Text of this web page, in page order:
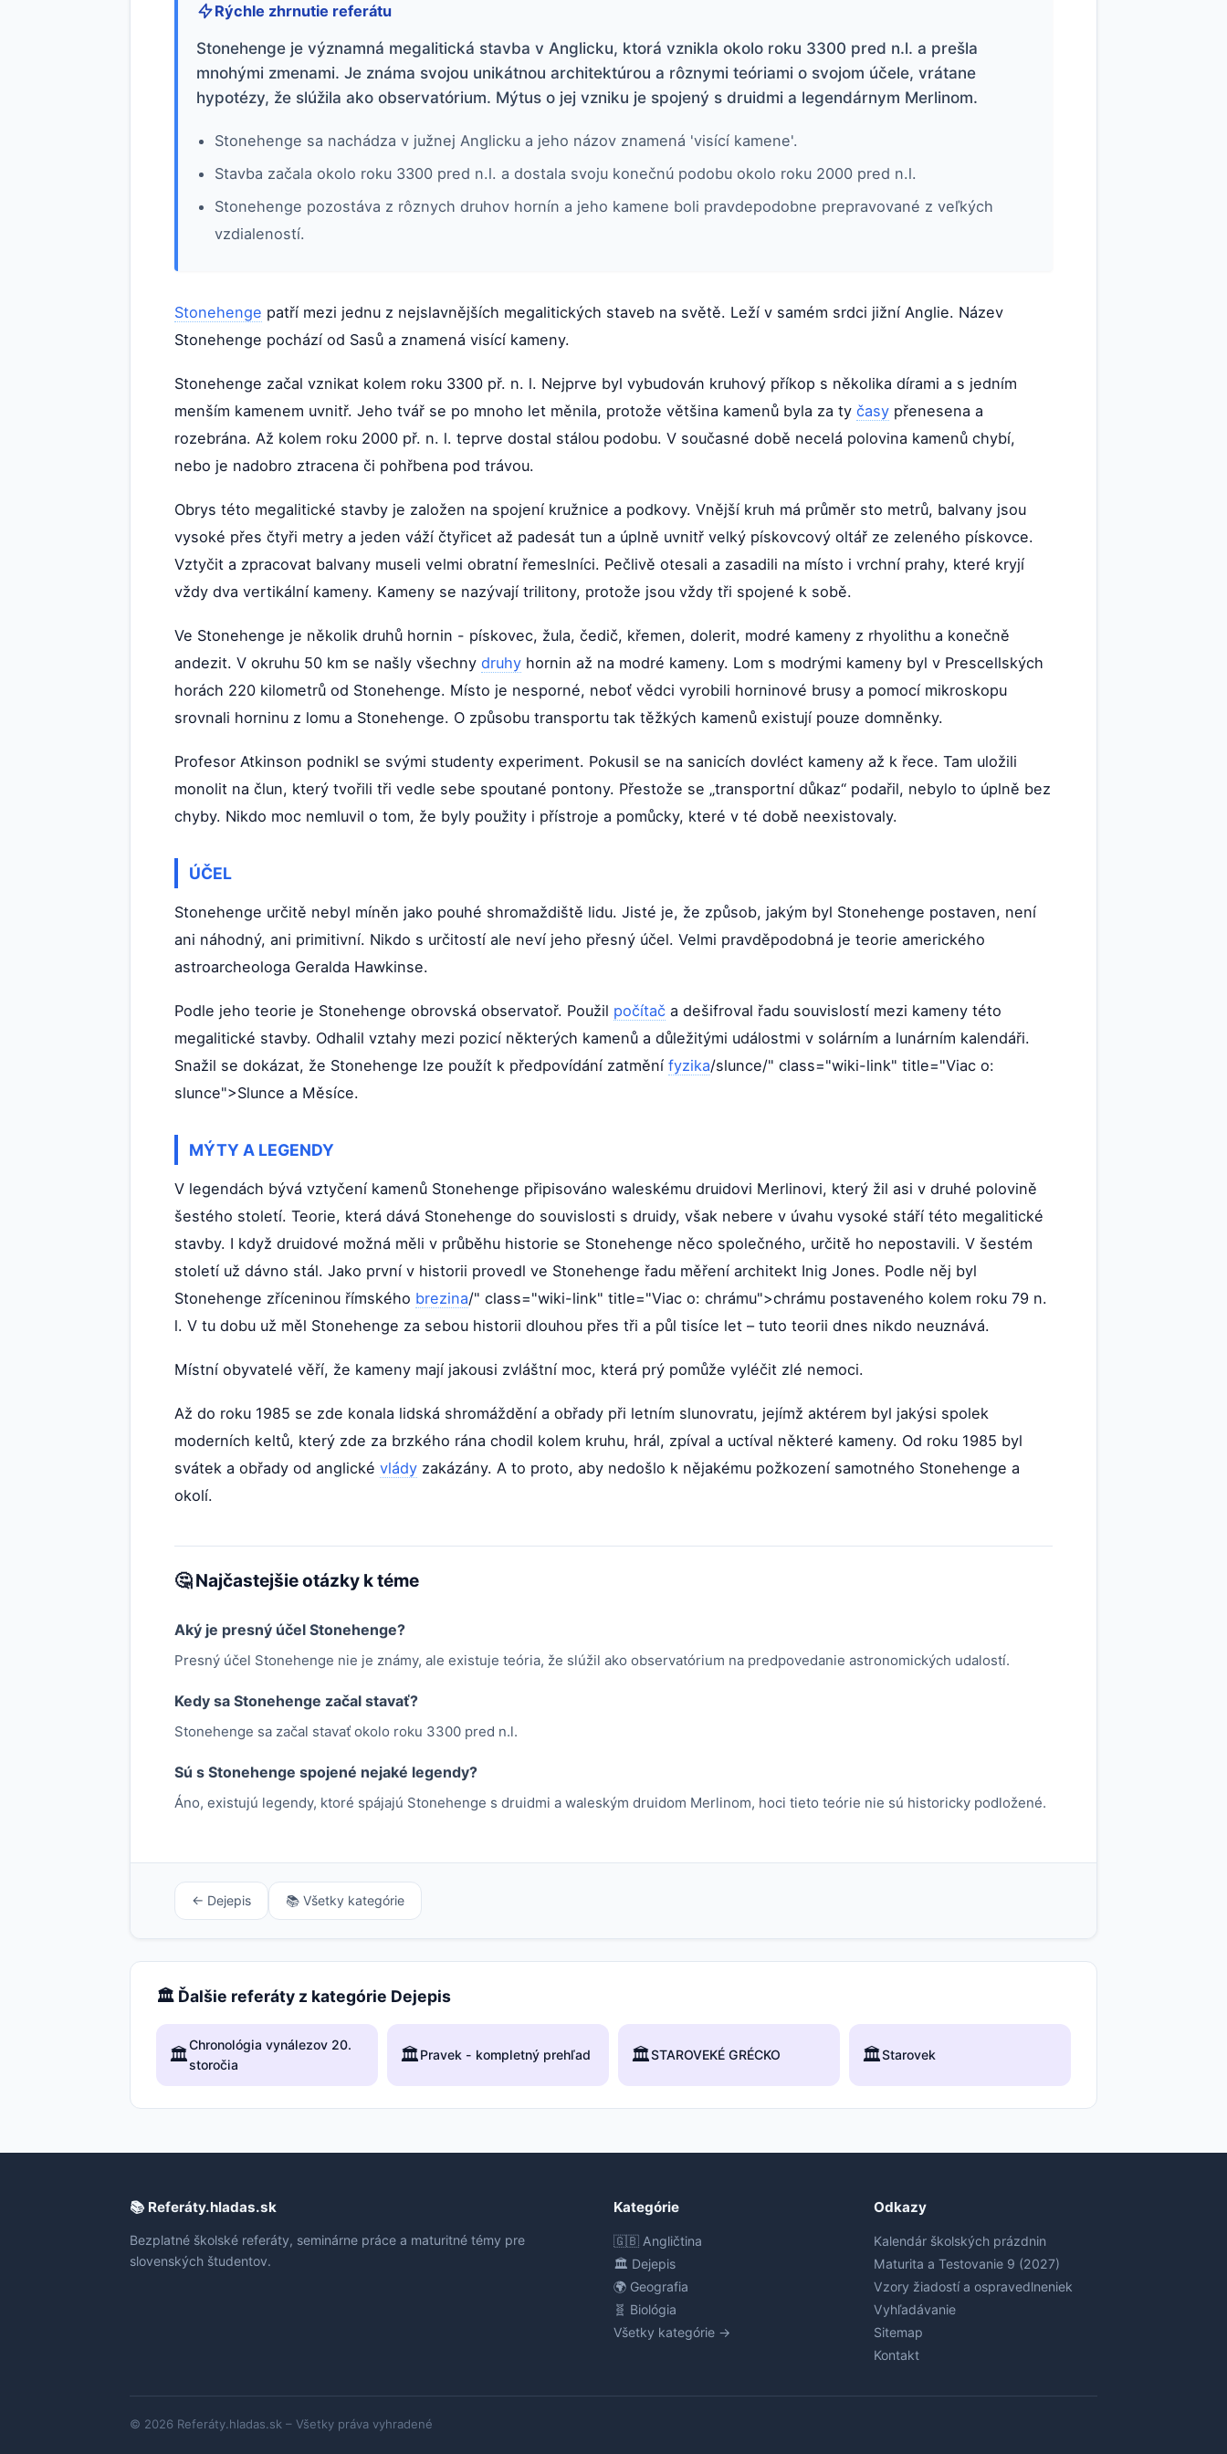
Rýchle zhrnutie referátu
Stonehenge je významná megalitická stavba v Anglicku, ktorá vznikla okolo roku 3300 pred n.l. a prešla
mnohými zmenami. Je známa svojou unikátnou architektúrou a rôznymi teóriami o svojom účele, vrátane
hypotézy, že slúžila ako observatórium. Mýtus o jej vzniku je spojený s druidmi a legendárnym Merlinom.
Stonehenge sa nachádza v južnej Anglicku a jeho názov znamená 'visící kamene'.
Stavba začala okolo roku 3300 pred n.l. a dostala svoju konečnú podobu okolo roku 2000 pred n.l.
Stonehenge pozostáva z rôznych druhov hornín a jeho kamene boli pravdepodobne prepravované z veľkých
vzdialeností.
Stonehenge patří mezi jednu z nejslavnějších megalitických staveb na světě. Leží v samém srdci jižní Anglie. Název
Stonehenge pochází od Sasů a znamená visící kameny.
Stonehenge začal vznikat kolem roku 3300 př. n. l. Nejprve byl vybudován kruhový příkop s několika dírami a s jedním
menším kamenem uvnitř. Jeho tvář se po mnoho let měnila, protože většina kamenů byla za ty časy přenesena a
rozebrána. Až kolem roku 2000 př. n. l. teprve dostal stálou podobu. V současné době necelá polovina kamenů chybí,
nebo je nadobro ztracena či pohřbena pod trávou.
Obrys této megalitické stavby je založen na spojení kružnice a podkovy. Vnější kruh má průměr sto metrů, balvany jsou
vysoké přes čtyři metry a jeden váží čtyřicet až padesát tun a úplně uvnitř velký pískovcový oltář ze zeleného pískovce.
Vztyčit a zpracovat balvany museli velmi obratní řemeslníci. Pečlivě otesali a zasadili na místo i vrchní prahy, které kryjí
vždy dva vertikální kameny. Kameny se nazývají trilitony, protože jsou vždy tři spojené k sobě.
Ve Stonehenge je několik druhů hornin - pískovec, žula, čedič, křemen, dolerit, modré kameny z rhyolithu a konečně
andezit. V okruhu 50 km se našly všechny druhy hornin až na modré kameny. Lom s modrými kameny byl v Prescellských
horách 220 kilometrů od Stonehenge. Místo je nesporné, neboť vědci vyrobili horninové brusy a pomocí mikroskopu
srovnali horninu z lomu a Stonehenge. O způsobu transportu tak těžkých kamenů existují pouze domněnky.
Profesor Atkinson podnikl se svými studenty experiment. Pokusil se na sanicích dovléct kameny až k řece. Tam uložili
monolit na člun, který tvořili tři vedle sebe spoutané pontony. Přestože se „transportní důkaz“ podařil, nebylo to úplně bez
chyby. Nikdo moc nemluvil o tom, že byly použity i přístroje a pomůcky, které v té době neexistovaly.
ÚČEL
Stonehenge určitě nebyl míněn jako pouhé shromaždiště lidu. Jisté je, že způsob, jakým byl Stonehenge postaven, není
ani náhodný, ani primitivní. Nikdo s určitostí ale neví jeho přesný účel. Velmi pravděpodobná je teorie amerického
astroarcheologa Geralda Hawkinse.
Podle jeho teorie je Stonehenge obrovská observatoř. Použil počítač a dešifroval řadu souvislostí mezi kameny této
megalitické stavby. Odhalil vztahy mezi pozicí některých kamenů a důležitými událostmi v solárním a lunárním kalendáři.
Snažil se dokázat, že Stonehenge lze použít k předpovídání zatmění fyzika/slunce/" class="wiki-link" title="Viac o:
slunce">Slunce a Měsíce.
MÝTY A LEGENDY
V legendách bývá vztyčení kamenů Stonehenge připisováno waleskému druidovi Merlinovi, který žil asi v druhé polovině
šestého století. Teorie, která dává Stonehenge do souvislosti s druidy, však nebere v úvahu vysoké stáří této megalitické
stavby. I když druidové možná měli v průběhu historie se Stonehenge něco společného, určitě ho nepostavili. V šestém
století už dávno stál. Jako první v historii provedl ve Stonehenge řadu měření architekt Inig Jones. Podle něj byl
Stonehenge zříceninou římského brezina/" class="wiki-link" title="Viac o: chrámu">chrámu postaveného kolem roku 79 n.
l. V tu dobu už měl Stonehenge za sebou historii dlouhou přes tři a půl tisíce let – tuto teorii dnes nikdo neuznává.
Místní obyvatelé věří, že kameny mají jakousi zvláštní moc, která prý pomůže vyléčit zlé nemoci.
Až do roku 1985 se zde konala lidská shromáždění a obřady při letním slunovratu, jejímž aktérem byl jakýsi spolek
moderních keltů, který zde za brzkého rána chodil kolem kruhu, hrál, zpíval a uctíval některé kameny. Od roku 1985 byl
svátek a obřady od anglické vlády zakázány. A to proto, aby nedošlo k nějakému požkození samotného Stonehenge a
okolí.
🤔 Najčastejšie otázky k téme
Aký je presný účel Stonehenge?
Presný účel Stonehenge nie je známy, ale existuje teória, že slúžil ako observatórium na predpovedanie astronomických udalostí.
Kedy sa Stonehenge začal stavať?
Stonehenge sa začal stavať okolo roku 3300 pred n.l.
Sú s Stonehenge spojené nejaké legendy?
Áno, existujú legendy, ktoré spájajú Stonehenge s druidmi a waleským druidom Merlinom, hoci tieto teórie nie sú historicky podložené.
← Dejepis 📚 Všetky kategórie
🏛️ Ďalšie referáty z kategórie Dejepis
🏛️Chronológia vynálezov 20.
storočia
🏛️Pravek - kompletný prehľad 🏛️STAROVEKÉ GRÉCKO 🏛️Starovek
📚 Referáty.hladas.sk
Bezplatné školské referáty, seminárne práce a maturitné témy pre
slovenských študentov.
Kategórie
🇬🇧 Angličtina
🏛️ Dejepis
🌍 Geografia
🧬 Biológia
Všetky kategórie →
Odkazy
Kalendár školských prázdnin
Maturita a Testovanie 9 (2027)
Vzory žiadostí a ospravedlneniek
Vyhľadávanie
Sitemap
Kontakt
© 2026 Referáty.hladas.sk – Všetky práva vyhradené